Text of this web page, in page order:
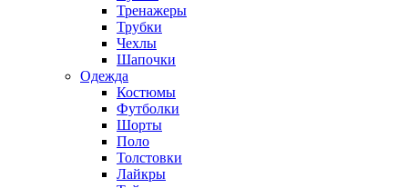
Тренажеры
Трубки
Чехлы
Шапочки
Одежда
Костюмы
Футболки
Шорты
Поло
Толстовки
Лайкры